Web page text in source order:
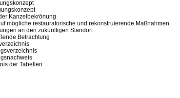
Kanzelbekrönung
mögliche restauratorische und rekonstruierende Maßnahmen
an den zukünftigen Standort
Betrachtung
der Tabellen